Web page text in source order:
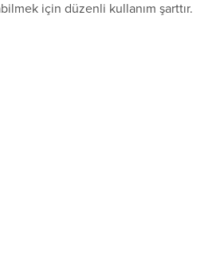
için düzenli kullanım şarttır.